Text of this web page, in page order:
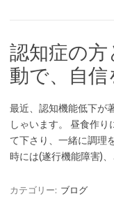
認知症の
動で、自信
最近、認知機能低下が
しゃいます。 昼食作り
て下さり、一緒に調理
時には(遂行機能障害)
カテゴリー: ブログ